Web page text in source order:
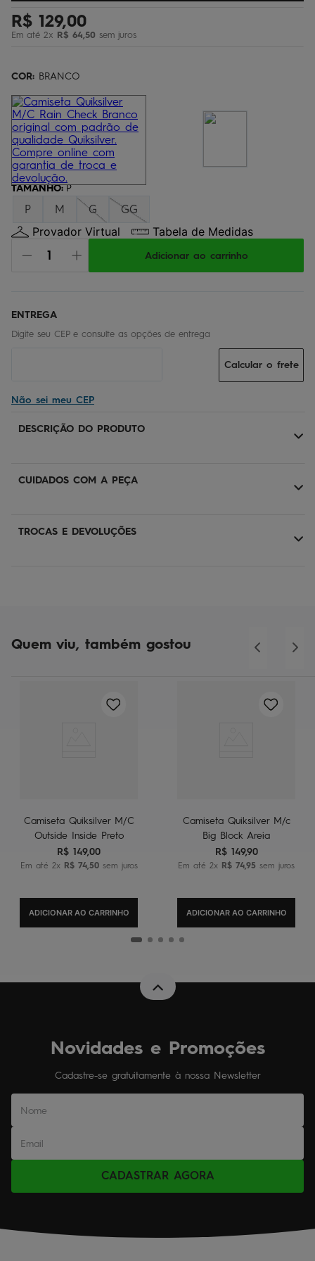
R$ 129,00
Em até 2x R$ 64,50 sem juros
COR: BRANCO
TAMANHO: P
P M G GG
Provador Virtual Tabela de Medidas
Adicionar ao carrinho
Não sei meu CEP
Calcular o frete
DESCRIÇÃO DO PRODUTO
CUIDADOS COM A PEÇA
TROCAS E DEVOLUÇÕES
Quem viu, também gostou
Camiseta Quiksilver M/C
Outside Inside Preto
R$ 149,00
Em até 2x R$ 74, 50sem juros
ADICIONAR AO CARRINHO
Camiseta Quiksilver M/c
Big Block Areia
R$ 149,90
Em até 2x R$ 7495 sem juros
ADICIONAR AO CARRINHO
Novidades e Promoções
Cadastre-se gratuitamente à nossa Newsletter
CADASTRAR AGORA
º bermuda
6º óculos
9 º chinelo
10º calça